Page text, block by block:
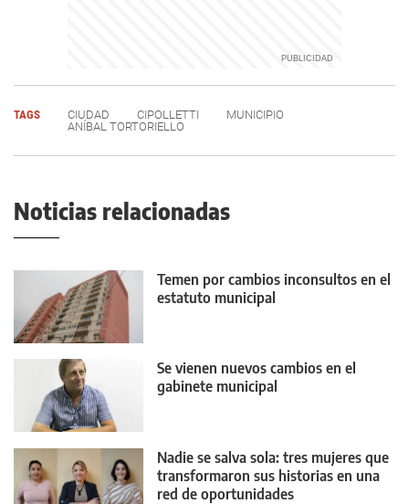
TAGS CIUDAD CIPOLLETTI
MUNICIPIO
ANÍBAL TORTORIELLO
Noticias relacionadas
Temen por cambios inconsultos en el
estatuto municipal
Se vienen nuevos cambios en el
gabinete municipal
Nadie se salva sola: tres mujeres que
transformaron sus historias en una
red de oportunidades